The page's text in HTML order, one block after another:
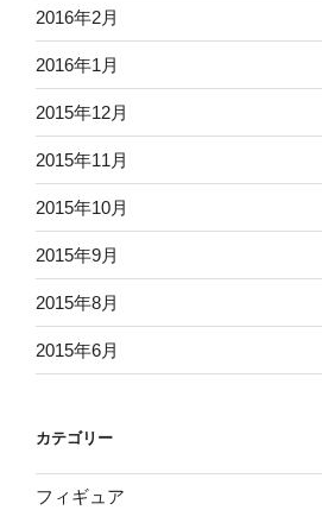
2016年2月
2016年1月
2015年12月
2015年11月
2015年10月
2015年9月
2015年8月
2015年6月
カテゴリー
フィギュア